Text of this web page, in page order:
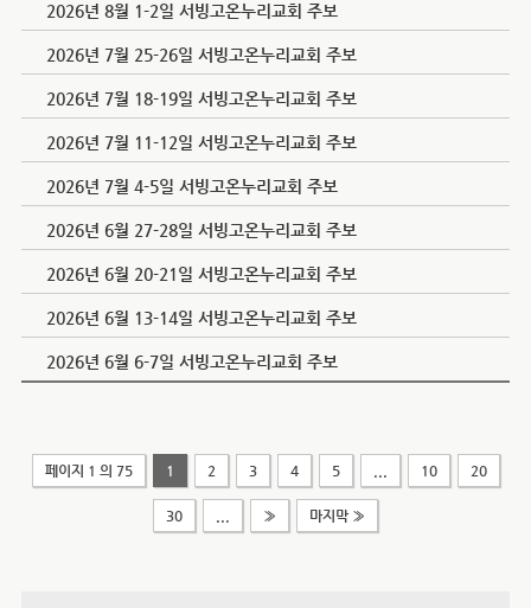
2026년 8월 1-2일 서빙고온누리교회 주보
2026년 7월 25-26일 서빙고온누리교회 주보
2026년 7월 18-19일 서빙고온누리교회 주보
2026년 7월 11-12일 서빙고온누리교회 주보
2026년 7월 4-5일 서빙고온누리교회 주보
2026년 6월 27-28일 서빙고온누리교회 주보
2026년 6월 20-21일 서빙고온누리교회 주보
2026년 6월 13-14일 서빙고온누리교회 주보
2026년 6월 6-7일 서빙고온누리교회 주보
페이지 1 의 75 1 2 3 4 5 10 20
30 » 마지막 »